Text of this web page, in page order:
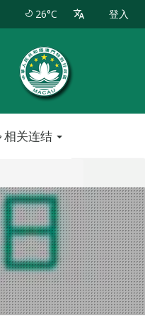
26°C 登入
相关连结